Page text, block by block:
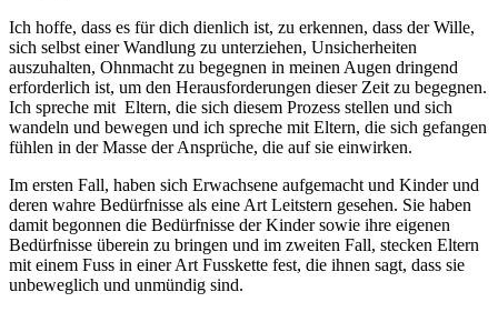
Ich hoffe, dass es für dich dienlich ist, zu erkennen, dass der Wille,
sich selbst einer Wandlung zu unterziehen, Unsicherheiten
auszuhalten, Ohnmacht zu begegnen in meinen Augen dringend
erforderlich ist, um den Herausforderungen dieser Zeit zu begegnen.
Ich spreche mit Eltern, die sich diesem Prozess stellen und sich
wandeln und bewegen und ich spreche mit Eltern, die sich gefangen
fühlen in der Masse der Ansprüche, die auf sie einwirken.
Im ersten Fall, haben sich Erwachsene aufgemacht und Kinder und
deren wahre Bedürfnisse als eine Art Leitstern gesehen. Sie haben
damit begonnen die Bedürfnisse der Kinder sowie ihre eigenen
Bedürfnisse überein zu bringen und im zweiten Fall, stecken Eltern
mit einem Fuss in einer Art Fusskette fest, die ihnen sagt, dass sie
unbeweglich und unmündig sind.